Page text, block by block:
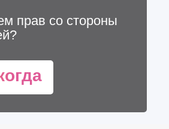
прав со стороны